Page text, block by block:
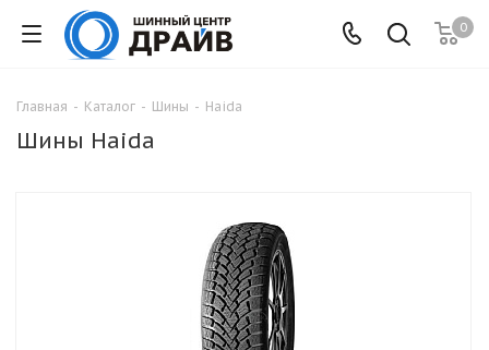
0
Главная - Каталог - Шины - Haida
Шины Haida